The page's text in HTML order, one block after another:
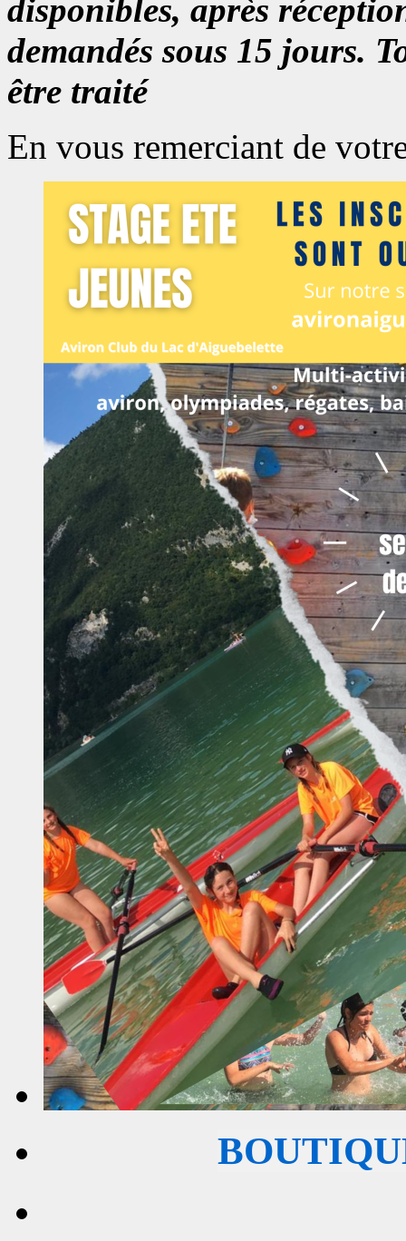
disponibles, après
demandés sous 15 jours.
être traité
En vous remerciant de